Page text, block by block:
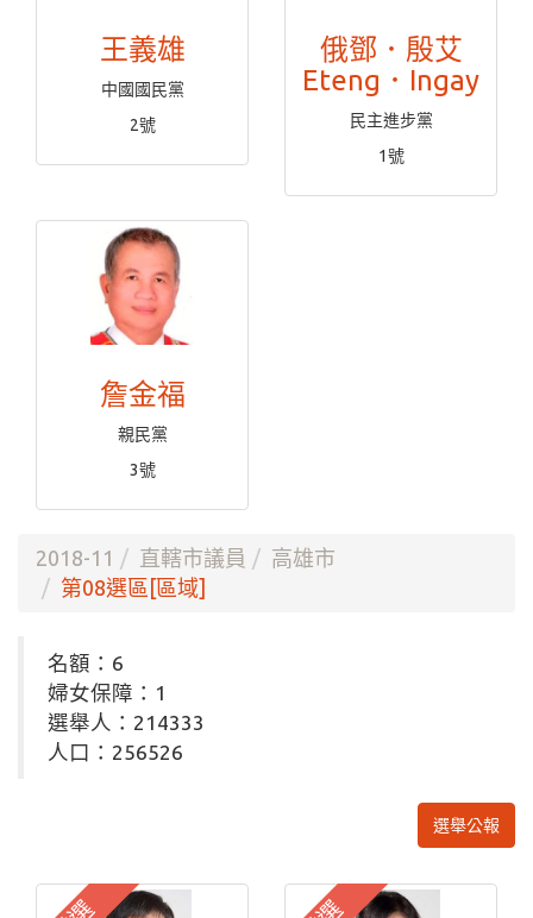
王義雄
中國國民黨
2號
俄鄧．殷艾
Eteng．Ingay
民主進步黨
1號
詹金福
親民黨
3號
2018-11 直轄市議員
高雄市
第08選區[區域]
名額：6
婦女保障：1
選舉人：214333
人口：256526
選舉公報